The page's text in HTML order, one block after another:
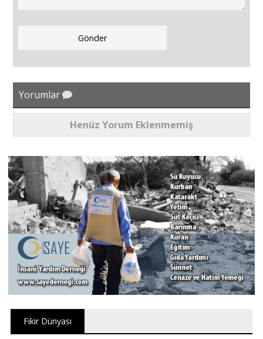
Yorumlar
Henüz Yorum Eklenmemiş
Fikir Dünyası